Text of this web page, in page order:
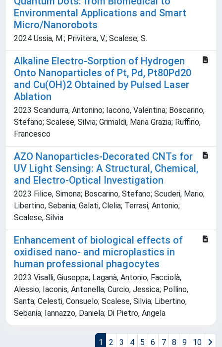
Environmental Applications and Smart
Micro/Nanorobots
2024 Ussia, M.; Privitera, V.; Scalese, S.
Alkaline Electro-Sorption of Hydrogen
Onto Nanoparticles of Pt, Pd, Pt80Pd20
and Cu(OH)2 Obtained by Pulsed Laser
Ablation
2023 Scandurra, Antonino; Iacono, Valentina; Boscarino,
Stefano; Scalese, Silvia; Grimaldi, Maria Grazia; Ruffino,
Francesco
AZO Nanoparticles-Decorated CNTs for
UV Light Sensing: A Structural, Chemical,
and Electro-Optical Investigation
2023 Filice, Simona; Boscarino, Stefano; Scuderi, Mario;
Libertino, Sebania; Galati, Clelia; Terrasi, Antonio;
Scalese, Silvia
Enhancement of biological effects of
oxidised nano- and microplastics in
human professional phagocytes
2023 Visalli, Giuseppa; Laganà, Antonio; Facciolà,
Alessio; Iaconis, Antonella; Curcio, Jessica; Pollino,
Santa; Celesti, Consuelo; Scalese, Silvia; Libertino,
Sebania; Iannazzo, Daniela; Di Pietro, Angela
1 2 3 4 5 6 7 8 9 10